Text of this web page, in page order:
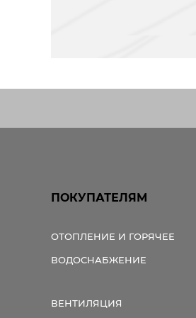
ПОКУПАТЕЛЯМ
ОТОПЛЕНИЕ И ГОРЯЧЕЕ
ВОДОСНАБЖЕНИЕ
ВЕНТИЛЯЦИЯ